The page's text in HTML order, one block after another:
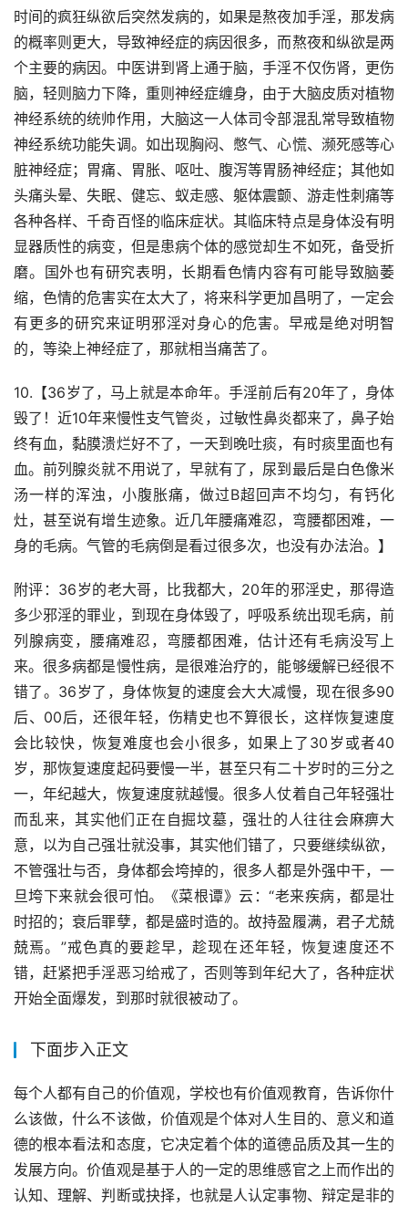
时间的疯狂纵欲后突然发病的，如果是熬夜加手淫，那发病
的概率则更大，导致神经症的病因很多，而熬夜和纵欲是两
个主要的病因。中医讲到肾上通于脑，手淫不仅伤肾，更伤
脑，轻则脑力下降，重则神经症缠身，由于大脑皮质对植物
神经系统的统帅作用，大脑这一人体司令部混乱常导致植物
神经系统功能失调。如出现胸闷、憋气、心慌、濒死感等心
脏神经症；胃痛、胃胀、呕吐、腹泻等胃肠神经症；其他如
头痛头晕、失眠、健忘、蚁走感、躯体震颤、游走性刺痛等
各种各样、千奇百怪的临床症状。其临床特点是身体没有明
显器质性的病变，但是患病个体的感觉却生不如死，备受折
磨。国外也有研究表明，长期看色情内容有可能导致脑萎
缩，色情的危害实在太大了，将来科学更加昌明了，一定会
有更多的研究来证明邪淫对身心的危害。早戒是绝对明智
的，等染上神经症了，那就相当痛苦了。
10.【36岁了，马上就是本命年。手淫前后有20年了，身体
毁了！近10年来慢性支气管炎，过敏性鼻炎都来了，鼻子始
终有血，黏膜溃烂好不了，一天到晚吐痰，有时痰里面也有
血。前列腺炎就不用说了，早就有了，尿到最后是白色像米
汤一样的浑浊，小腹胀痛，做过B超回声不均匀，有钙化
灶，甚至说有增生迹象。近几年腰痛难忍，弯腰都困难，一
身的毛病。气管的毛病倒是看过很多次，也没有办法治。】
附评：36岁的老大哥，比我都大，20年的邪淫史，那得造
多少邪淫的罪业，到现在身体毁了，呼吸系统出现毛病，前
列腺病变，腰痛难忍，弯腰都困难，估计还有毛病没写上
来。很多病都是慢性病，是很难治疗的，能够缓解已经很不
错了。36岁了，身体恢复的速度会大大减慢，现在很多90
后、00后，还很年轻，伤精史也不算很长，这样恢复速度
会比较快，恢复难度也会小很多，如果上了30岁或者40
岁，那恢复速度起码要慢一半，甚至只有二十岁时的三分之
一，年纪越大，恢复速度就越慢。很多人仗着自己年轻强壮
而乱来，其实他们正在自掘坟墓，强壮的人往往会麻痹大
意，以为自己强壮就没事，其实他们错了，只要继续纵欲，
不管强壮与否，身体都会垮掉的，很多人都是外强中干，一
旦垮下来就会很可怕。《菜根谭》云：“老来疾病，都是壮
时招的；衰后罪孽，都是盛时造的。故持盈履满，君子尤兢
兢焉。”戒色真的要趁早，趁现在还年轻，恢复速度还不
错，赶紧把手淫恶习给戒了，否则等到年纪大了，各种症状
开始全面爆发，到那时就很被动了。
下面步入正文
每个人都有自己的价值观，学校也有价值观教育，告诉你什
么该做，什么不该做，价值观是个体对人生目的、意义和道
德的根本看法和态度，它决定着个体的道德品质及其一生的
发展方向。价值观是基于人的一定的思维感官之上而作出的
认知、理解、判断或抉择，也就是人认定事物、辩定是非的